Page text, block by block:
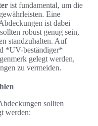
ist fundamental, um die
Eine
ist dabei
robust genug sein,
standzuhalten. Auf
*UV-beständiger*
gelegt werden,
zu vermeiden.
sollten
werden: